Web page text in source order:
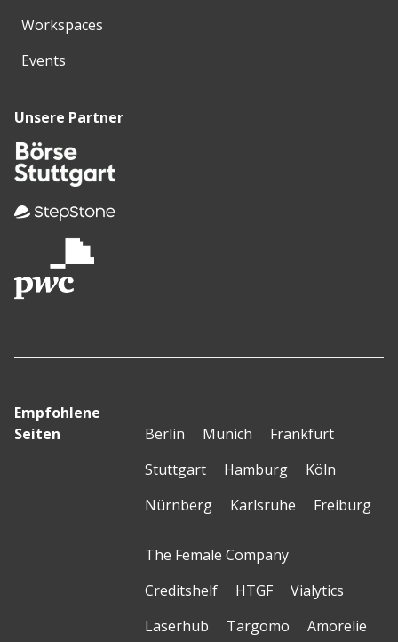
Workspaces
Events
Unsere Partner
Empfohlene
Seiten
Berlin Munich
Frankfurt
Stuttgart
Hamburg
Köln
Nürnberg
Karlsruhe Freiburg
The Female Company
Creditshelf
HTGF
Vialytics
Laserhub
Targomo Amorelie